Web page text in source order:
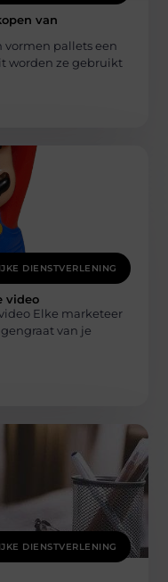
van
vormen pallets een
worden ze gebruikt
DIENSTVERLENING
video
Elke marketeer
van je
DIENSTVERLENING